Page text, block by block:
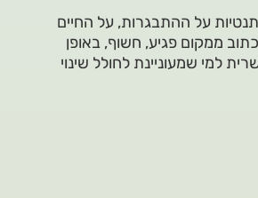
על ההתבגרות, על החיים
ממקום פגיע, חשוף, באופן
למי שמעוניינת לחולל שינוי